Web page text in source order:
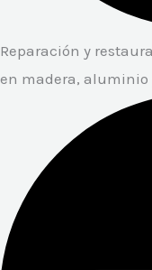
Reparación y
en madera, aluminio